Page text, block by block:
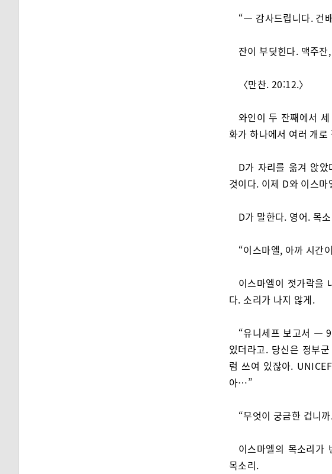
“— 감사드립니다. 건
잔이 부딪힌다. 맥주
〈만찬. 20:12.〉
와인이 두 잔째에서
화가 하나에서 여러 개로
D가 자리를 옮겨 앉
것이다. 이제 D와 이스
D가 말한다. 영어. 목
“이스마엘, 아까 시간
이스마엘이 젓가락을
다. 소리가 나지 않게.
“유니세프 보고서 —
있더라고. 당신은 정부
럼 쓰여 있잖아.
아…”
“무엇이 궁금한 겁니
이스마엘의 목소리가
목소리.